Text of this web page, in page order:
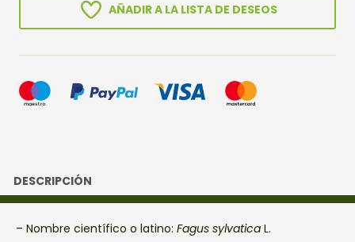
AÑADIR A LA LISTA DE DESEOS
DESCRIPCIÓN
– Nombre científico o latino: Fagus sylvatica L.